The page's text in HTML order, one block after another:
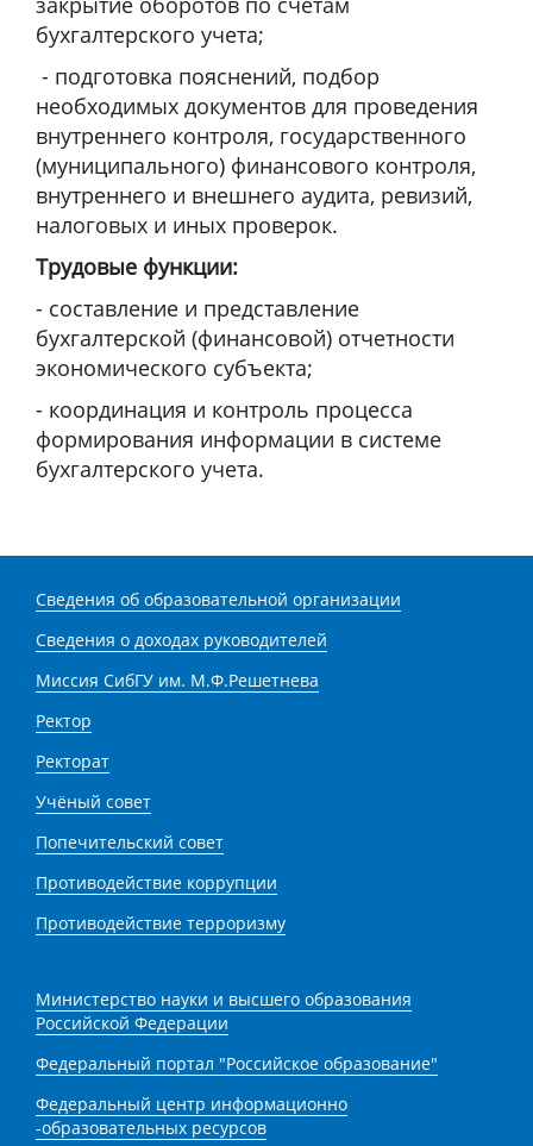
бухгалтерского учета;
- подготовка пояснений, подбор
необходимых документов для проведения
внутреннего контроля, государственного
(муниципального) финансового контроля,
внутреннего и внешнего аудита, ревизий,
налоговых и иных проверок.
Трудовые функции:
- составление и представление
бухгалтерской (финансовой) отчетности
экономического субъекта;
- координация и контроль процесса
формирования информации в системе
бухгалтерского учета.
Сведения об образовательной организации
Сведения о доходах руководителей
Миссия СибГУ им. М.Ф.Решетнева
Ректор
Ректорат
Учёный совет
Попечительский совет
Противодействие коррупции
Противодействие терроризму
Министерство науки и высшего образования
Российской Федерации
Федеральный портал "Российское образование"
Федеральный центр информационно
-образовательных ресурсов